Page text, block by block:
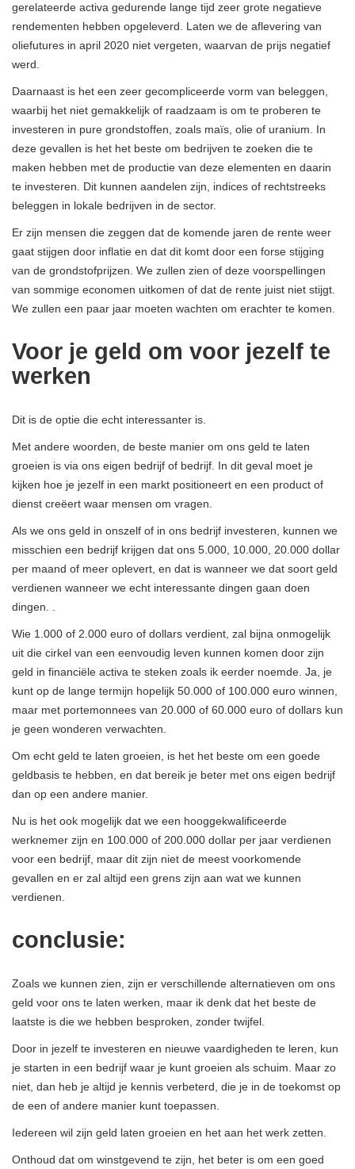
gerelateerde activa gedurende lange tijd zeer grote negatieve
rendementen hebben opgeleverd. Laten we de aflevering van
oliefutures in april 2020 niet vergeten, waarvan de prijs negatief
werd.
Daarnaast is het een zeer gecompliceerde vorm van beleggen,
waarbij het niet gemakkelijk of raadzaam is om te proberen te
investeren in pure grondstoffen, zoals maïs, olie of uranium. In
deze gevallen is het het beste om bedrijven te zoeken die te
maken hebben met de productie van deze elementen en daarin
te investeren. Dit kunnen aandelen zijn, indices of rechtstreeks
beleggen in lokale bedrijven in de sector.
Er zijn mensen die zeggen dat de komende jaren de rente weer
gaat stijgen door inflatie en dat dit komt door een forse stijging
van de grondstofprijzen. We zullen zien of deze voorspellingen
van sommige economen uitkomen of dat de rente juist niet stijgt.
We zullen een paar jaar moeten wachten om erachter te komen.
Voor je geld om voor jezelf te
werken
Dit is de optie die echt interessanter is.
Met andere woorden, de beste manier om ons geld te laten
groeien is via ons eigen bedrijf of bedrijf. In dit geval moet je
kijken hoe je jezelf in een markt positioneert en een product of
dienst creëert waar mensen om vragen.
Als we ons geld in onszelf of in ons bedrijf investeren, kunnen we
misschien een bedrijf krijgen dat ons 5.000, 10.000, 20.000 dollar
per maand of meer oplevert, en dat is wanneer we dat soort geld
verdienen wanneer we echt interessante dingen gaan doen
dingen. .
Wie 1.000 of 2.000 euro of dollars verdient, zal bijna onmogelijk
uit die cirkel van een eenvoudig leven kunnen komen door zijn
geld in financiële activa te steken zoals ik eerder noemde. Ja, je
kunt op de lange termijn hopelijk 50.000 of 100.000 euro winnen,
maar met portemonnees van 20.000 of 60.000 euro of dollars kun
je geen wonderen verwachten.
Om echt geld te laten groeien, is het het beste om een ​​goede
geldbasis te hebben, en dat bereik je beter met ons eigen bedrijf
dan op een andere manier.
Nu is het ook mogelijk dat we een hooggekwalificeerde
werknemer zijn en 100.000 of 200.000 dollar per jaar verdienen
voor een bedrijf, maar dit zijn niet de meest voorkomende
gevallen en er zal altijd een grens zijn aan wat we kunnen
verdienen.
conclusie:
Zoals we kunnen zien, zijn er verschillende alternatieven om ons
geld voor ons te laten werken, maar ik denk dat het beste de
laatste is die we hebben besproken, zonder twijfel.
Door in jezelf te investeren en nieuwe vaardigheden te leren, kun
je starten in een bedrijf waar je kunt groeien als schuim. Maar zo
niet, dan heb je altijd je kennis verbeterd, die je in de toekomst op
de een of andere manier kunt toepassen.
Iedereen wil zijn geld laten groeien en het aan het werk zetten.
Onthoud dat om winstgevend te zijn, het beter is om een ​​goed